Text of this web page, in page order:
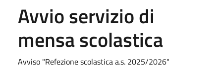
Avvio servizio di
mensa scolastica
Avviso "Refezione scolastica a.s. 2025/2026"